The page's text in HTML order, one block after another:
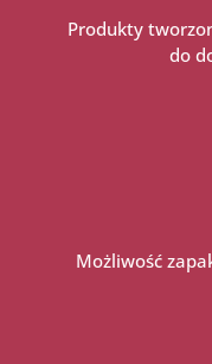
Produkty
do
Możliwość